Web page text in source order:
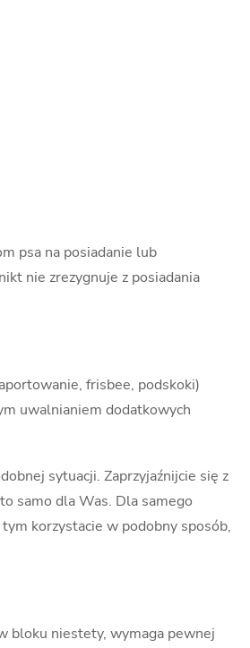
psa na posiadanie lub
nie zrezygnuje z posiadania
frisbee, podskoki)
uwalnianiem dodatkowych
sytuacji. Zaprzyjaźnijcie się z
samo dla Was. Dla samego
korzystacie w podobny sposób,
bloku niestety, wymaga pewnej